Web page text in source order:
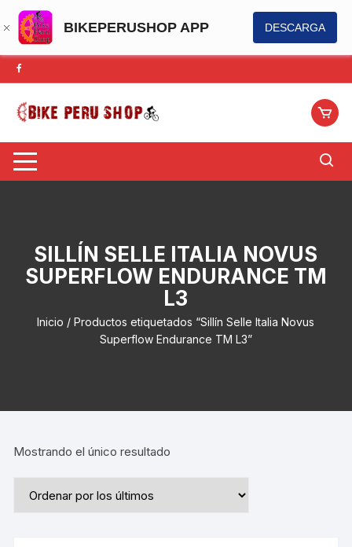
BIKEPERUSHOP APP DESCARGA
Saltar
al
contenido
SILLÍN SELLE ITALIA NOVUS
SUPERFLOW ENDURANCE TM
L3
Inicio / Productos etiquetados “Sillín Selle Italia Novus
Superflow Endurance TM L3”
Mostrando el único resultado